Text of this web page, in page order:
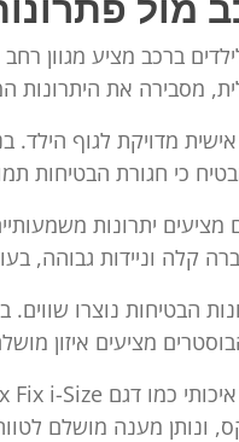
ברכב מציע מגוון
מסבירה את היתרונות
מדויקת לגוף הילד.
כי חגורת הבטיחות
מציעים יתרונות
וניידות גבוהה,
הבטיחות נוצרו שווים.
מציעים איזון
ונותן מענה מושלם